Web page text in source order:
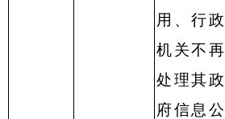
用、行政
机关不再
处理其政
府信息公